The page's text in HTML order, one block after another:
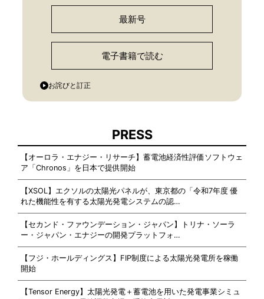
最新号
電子書籍で読む
お詫びと訂正
PRESS
【オーロラ・エナジー・リサーチ】蓄電池経済性評価ソフトウェ
ア「Chronos」を日本で提供開始
【XSOL】エクソルの太陽光パネルが、東京都の「令和7年度 優
れた機能性を有する太陽光発電システムの認…
【セカンド・ファウンデーション・ジャパン】トリナ・ソーラ
ー・ジャパン・エナジーの開発プラットフォ…
【フジ・ホールディングス】FIP制度による太陽光発電所を稼働
開始
【Tensor Energy】太陽光発電＋蓄電池を用いた発電事業シミュ